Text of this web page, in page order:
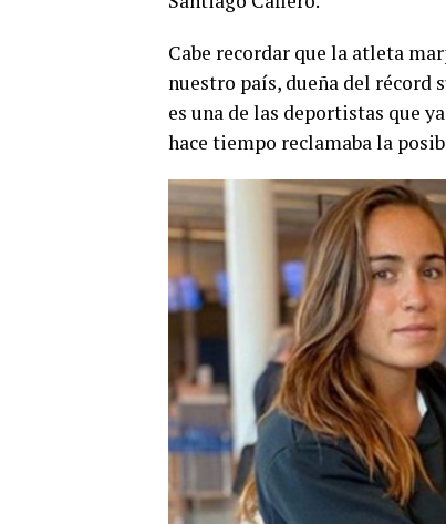
Cabe recordar que la atleta
nuestro país, dueña del récord
es una de las deportistas que
hace tiempo reclamaba la